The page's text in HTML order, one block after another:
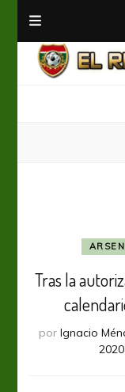
Tras la
por Ignacio
2020